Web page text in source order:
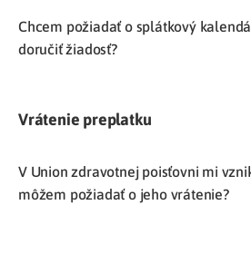
Chcem požiadať o splátkový
doručiť žiadosť?
Vrátenie preplatku
V Union zdravotnej poisťovni mi
môžem požiadať o jeho vrátenie?